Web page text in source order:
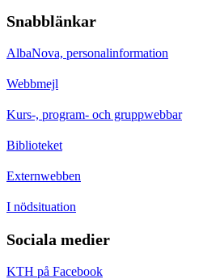
Snabblänkar
AlbaNova, personalinformation
Webbmejl
Kurs-, program- och gruppwebbar
Biblioteket
Externwebben
I nödsituation
Sociala medier
KTH på Facebook